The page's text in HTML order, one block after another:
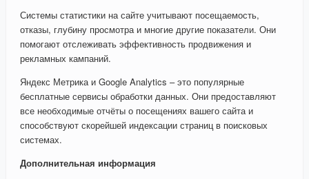
Системы статистики на сайте учитывают посещаемость,
отказы, глубину просмотра и многие другие показатели. Они
помогают отслеживать эффективность продвижения и
рекламных кампаний.
Яндекс Метрика и Google Analytics – это популярные
бесплатные сервисы обработки данных. Они предоставляют
все необходимые отчёты о посещениях вашего сайта и
способствуют скорейшей индексации страниц в поисковых
системах.
Дополнительная информация